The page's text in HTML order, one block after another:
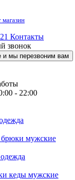
магазин
Контакты
звонок
и мы перезвоним вам
- 22:00
мужские
кеды мужские